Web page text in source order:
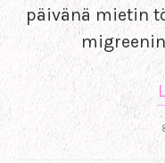
päivänä mietin